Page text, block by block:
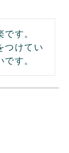
す。
つけてい
す。